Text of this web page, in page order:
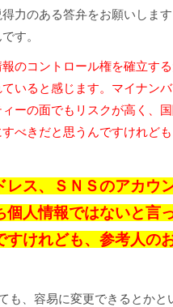
力のある答弁をお願いしま
す。
のコントロール権を確立す
いると感じます。マイナン
ーの面でもリスクが高く、
べきだと思うんですけれど
ス、ＳＮＳのアカウ
人情報ではないと言
けれども、参考人の
、容易に変更できるとかと